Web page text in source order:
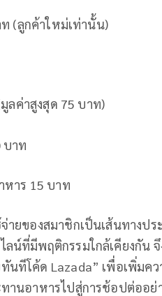
(ลูกค้าใหม่เท่านั้น)
ลค่าสูงสุด 75 บาท)
บาท
หาร 15 บาท
ายของสมาชิกเป็นเส้นทางป
น์ที่มีพฤติกรรมใกล้เคียงกัน
ทีโค้ด Lazada” เพื่อเพิ่มค
านอาหารไปสู่การช้อปต่ออ